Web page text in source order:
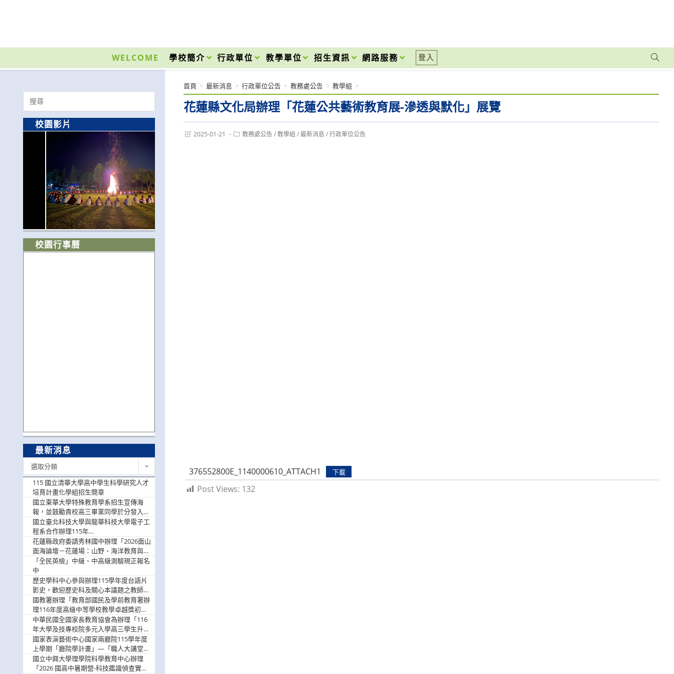
內
WELCOME 學校簡介 行政單位 教學單位 招生資訊 網路服務 登入
花蓮縣文化局辦理「花蓮公共藝術教育展-滲透與默化」展覽
首頁 > 最新消息 > 行政單位公告 > 教務處公告 > 教學組 >
Post2025-01-21
Post教務處公告 / 教學組 / 最新消息 / 行政單位公告
376552800E_1140000610_ATTACH1 下載
Post Views: 132
Search
for:
校園影片
校園行事曆
最新消息
選取分類
115 國立清華大學高中學生科學研究人才
培育計畫化學組招生簡章
國立東華大學特殊教育學系招生宣傳海
報，並鼓勵貴校高三畢業同學於分發入學
階段踴躍選填。
國立臺北科技大學與龍華科技大學電子工
程系合作辦理115年
「115.08.10~08.12「AI賦能應用於智慧半
導體研習營」，歡迎學生踴躍報名參加
花蓮縣政府委請秀林國中辦理「2026面山
面海論壇－花蓮場：山野、海洋教育與戶
外安全實務課程」，歡迎踴躍報名參加
「全民英檢」中級、中高級測驗現正報名
中
歷史學科中心參與辦理115學年度台語片
影史，歡迎歷史科及關心本議題之教師踴
躍報名參加
國教署辦理「教育部國民及學前教育署辦
理116年度高級中等學校教學卓越獎初選
實施計畫」，鼓勵教師踴躍報名
中華民國全國家長教育協會為辦理「116
年大學及技專校院多元入學高三學生升學
輔導家長說明會」
國家表演藝術中心國家兩廳院115學年度
上學期「廳院學計畫」—「職人大講堂」
及「一日體驗課程」，鼓勵踴躍報名參
與。
國立中興大學理學院科學教育中心辦理
「2026 國高中暑期營-科技鑑識偵查實戰